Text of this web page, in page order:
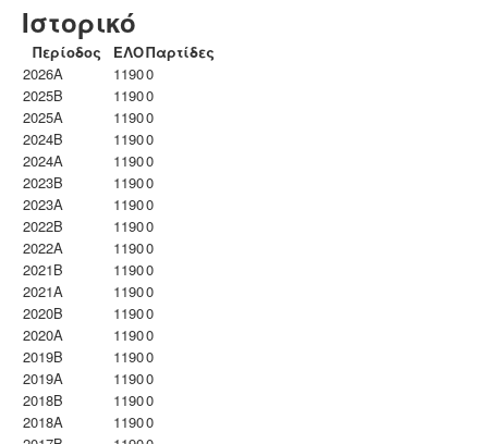
Ιστορικό
Περίοδος ΕΛΟΠαρτίδες
2026A
11900
2025B
11900
2025A
11900
2024B
11900
2024A
11900
2023B
11900
2023Α
11900
2022B
11900
2022A
11900
2021B
11900
2021A
11900
2020B
11900
2020A
11900
2019B
11900
2019A
11900
2018B
11900
2018A
11900